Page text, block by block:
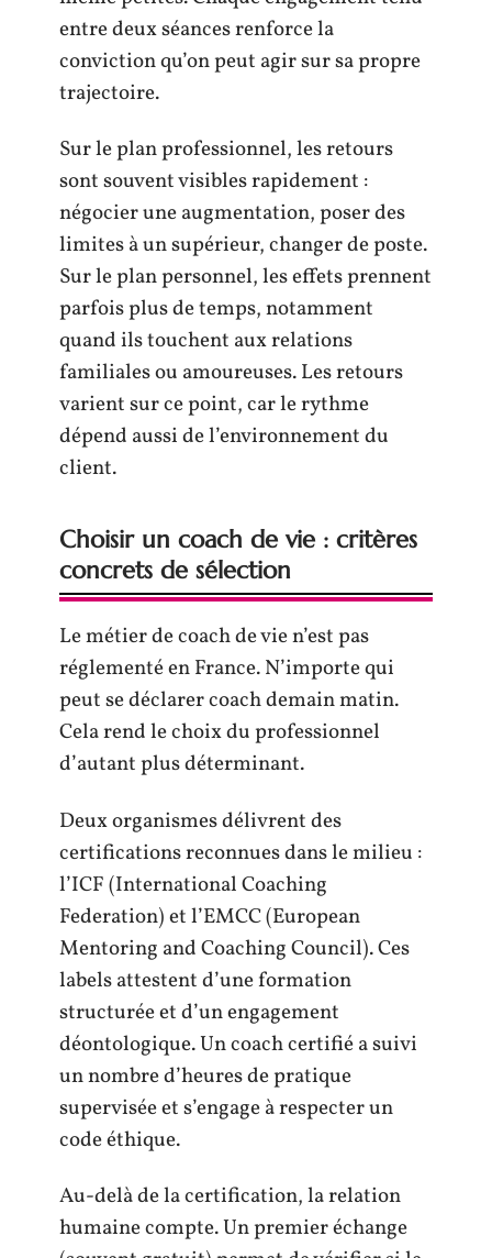
entre deux séances renforce la
conviction qu’on peut agir sur sa propre
trajectoire.
Sur le plan professionnel, les retours
sont souvent visibles rapidement :
négocier une augmentation, poser des
limites à un supérieur, changer de poste.
Sur le plan personnel, les effets prennent
parfois plus de temps, notamment
quand ils touchent aux relations
familiales ou amoureuses. Les retours
varient sur ce point, car le rythme
dépend aussi de l’environnement du
client.
Choisir un coach de vie : critères
concrets de sélection
Le métier de coach de vie n’est pas
réglementé en France. N’importe qui
peut se déclarer coach demain matin.
Cela rend le choix du professionnel
d’autant plus déterminant.
Deux organismes délivrent des
certifications reconnues dans le milieu :
l’ICF (International Coaching
Federation) et l’EMCC (European
Mentoring and Coaching Council). Ces
labels attestent d’une formation
structurée et d’un engagement
déontologique. Un coach certifié a suivi
un nombre d’heures de pratique
supervisée et s’engage à respecter un
code éthique.
Au-delà de la certification, la relation
humaine compte. Un premier échange